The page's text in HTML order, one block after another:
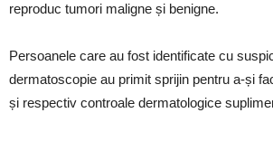
reproduc tumori maligne și benigne.
Persoanele care au fost identificate cu
dermatoscopie au primit sprijin pentru a-și
și respectiv controale dermatologice